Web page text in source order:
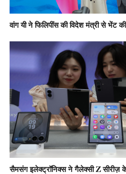
वांग यी ने फिलिपींस की विदेश मंत्री से भेंट की
सैमसंग इलेक्ट्रॉनिक्स ने गैलेक्सी Z सीरीज़